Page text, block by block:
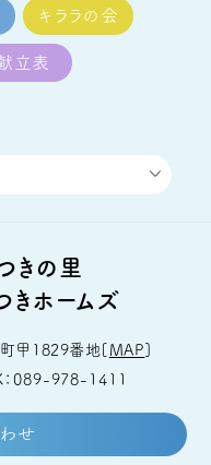
キララの会
立表
きの里
きホームズ
甲1829番地 [ MAP ]
089-978-1411
せ